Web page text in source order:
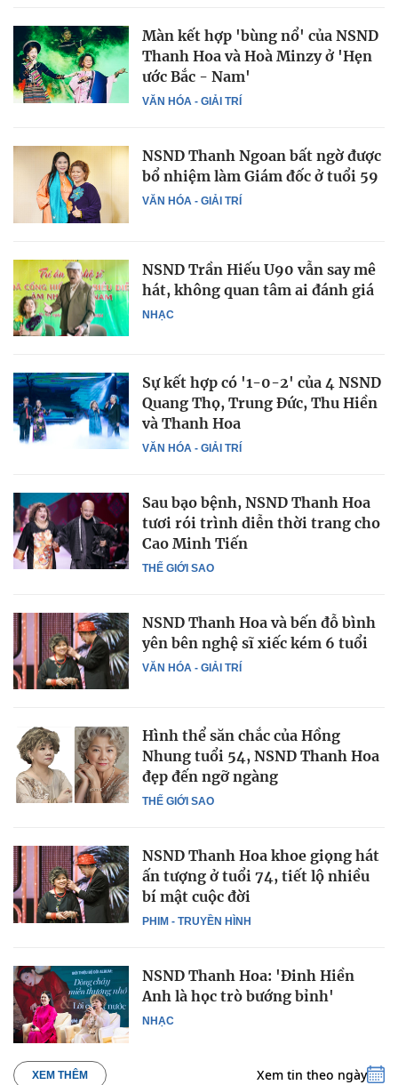
VĂN HÓA - GIẢI TRÍ
Màn kết hợp 'bùng nổ' của NSND
Thanh Hoa và Hoà Minzy ở 'Hẹn
ước Bắc - Nam'
VĂN HÓA - GIẢI TRÍ
NSND Thanh Ngoan bất ngờ được
bổ nhiệm làm Giám đốc ở tuổi 59
NHẠC
NSND Trần Hiếu U90 vẫn say mê
hát, không quan tâm ai đánh giá
VĂN HÓA - GIẢI TRÍ
Sự kết hợp có '1-0-2' của 4 NSND
Quang Thọ, Trung Đức, Thu Hiền
và Thanh Hoa
THẾ GIỚI SAO
Sau bạo bệnh, NSND Thanh Hoa
tươi rói trình diễn thời trang cho
Cao Minh Tiến
VĂN HÓA - GIẢI TRÍ
NSND Thanh Hoa và bến đỗ bình
yên bên nghệ sĩ xiếc kém 6 tuổi
THẾ GIỚI SAO
Hình thể săn chắc của Hồng
Nhung tuổi 54, NSND Thanh Hoa
đẹp đến ngỡ ngàng
PHIM - TRUYỀN HÌNH
NSND Thanh Hoa khoe giọng hát
ấn tượng ở tuổi 74, tiết lộ nhiều
bí mật cuộc đời
NHẠC
NSND Thanh Hoa: 'Đinh Hiền
Anh là học trò bướng bỉnh'
XEM THÊM Xem tin theo ngày